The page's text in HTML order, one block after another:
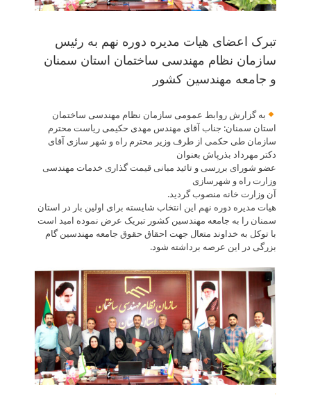
تبرک اعضای هیات مدیره دوره نهم به رئیس
سازمان نظام مهندسی ساختمان استان سمنان
و جامعه مهندسین کشور
به گزارش روابط عمومی سازمان نظام مهندسی ساختمان
استان سمنان: جناب آقای مهندس مهدی حکیمی ریاست محترم
سازمان طی حکمی از طرف وزیر محترم راه و شهر سازی آقای
دکتر مهرداد بذرپاش بعنوان
عضو شورای بررسی و تائید مبانی قیمت گذاری خدمات مهندسی
وزارت راه و شهرسازی
آن وزارت خانه منصوب گردید.
هیات مدیره دوره نهم این انتخاب شایسته برای اولین بار در استان
سمنان را به جامعه مهندسین کشور تبریک عرض نموده امید است
با توکل به خداوند متعال جهت احقاق حقوق جامعه مهندسین گام
بزرگی در این عرصه برداشته شود.
.